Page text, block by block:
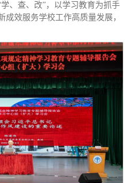
、查、改”，以学习教育为抓手
效服务学校工作高质量发展，